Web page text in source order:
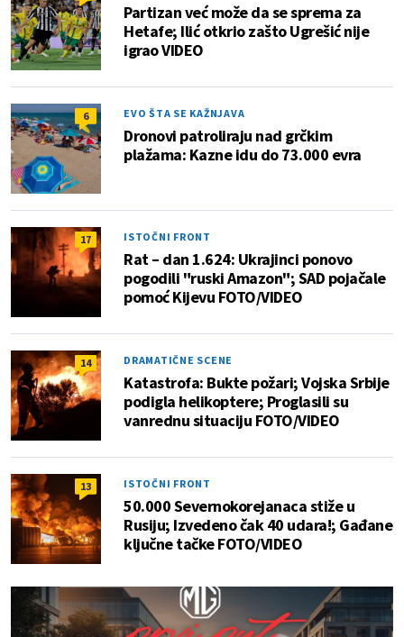
Partizan već može da se sprema za
Hetafe; Ilić otkrio zašto Ugrešić nije
igrao VIDEO
6 EVO ŠTA SE KAŽNJAVA
Dronovi patroliraju nad grčkim
plažama: Kazne idu do 73.000 evra
17 ISTOČNI FRONT
Rat – dan 1.624: Ukrajinci ponovo
pogodili "ruski Amazon"; SAD pojačale
pomoć Kijevu FOTO/VIDEO
14 DRAMATIČNE SCENE
Katastrofa: Bukte požari; Vojska Srbije
podigla helikoptere; Proglasili su
vanrednu situaciju FOTO/VIDEO
13 ISTOČNI FRONT
50.000 Severnokorejanaca stiže u
Rusiju; Izvedeno čak 40 udara!; Gađane
ključne tačke FOTO/VIDEO